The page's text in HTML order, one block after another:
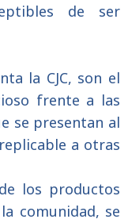
de ser
la CJC, son el
frente a las
se presentan al
a otras
los productos
comunidad, se